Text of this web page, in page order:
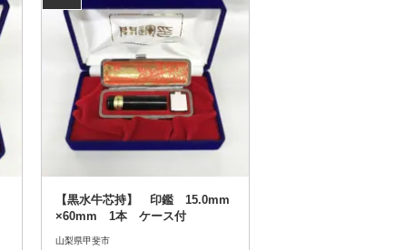
【黒水牛芯持】 印鑑 15.0mm
×60mm 1本 ケース付
山梨県甲斐市